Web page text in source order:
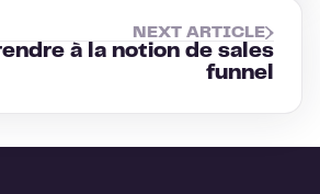
NEXT ARTICLE
à la notion de sales
funnel